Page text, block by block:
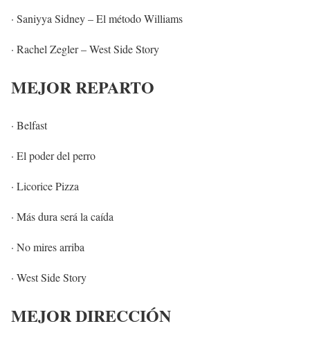
· Saniyya Sidney – El método Williams
· Rachel Zegler – West Side Story
MEJOR REPARTO
· Belfast
· El poder del perro
· Licorice Pizza
· Más dura será la caída
· No mires arriba
· West Side Story
MEJOR DIRECCIÓN